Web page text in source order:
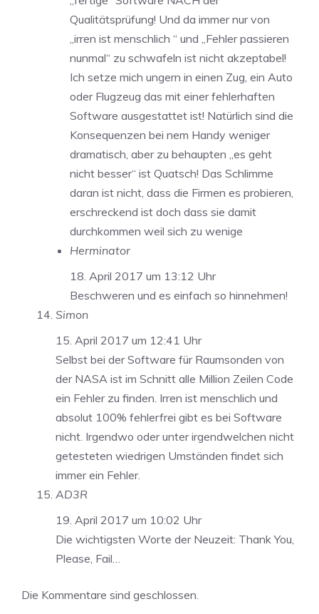
Qualitätsprüfung! Und da immer nur von
„irren ist menschlich “ und „Fehler passieren
nunmal“ zu schwafeln ist nicht akzeptabel!
Ich setze mich ungern in einen Zug, ein Auto
oder Flugzeug das mit einer fehlerhaften
Software ausgestattet ist! Natürlich sind die
Konsequenzen bei nem Handy weniger
dramatisch, aber zu behaupten „es geht
nicht besser“ ist Quatsch! Das Schlimme
daran ist nicht, dass die Firmen es probieren,
erschreckend ist doch dass sie damit
durchkommen weil sich zu wenige
Herminator
18. April 2017 um 13:12 Uhr
Beschweren und es einfach so hinnehmen!
Simon
15. April 2017 um 12:41 Uhr
Selbst bei der Software für Raumsonden von
der NASA ist im Schnitt alle Million Zeilen Code
ein Fehler zu finden. Irren ist menschlich und
absolut 100% fehlerfrei gibt es bei Software
nicht. Irgendwo oder unter irgendwelchen nicht
getesteten wiedrigen Umständen findet sich
immer ein Fehler.
AD3R
19. April 2017 um 10:02 Uhr
Die wichtigsten Worte der Neuzeit: Thank You,
Please, Fail…
Die Kommentare sind geschlossen.